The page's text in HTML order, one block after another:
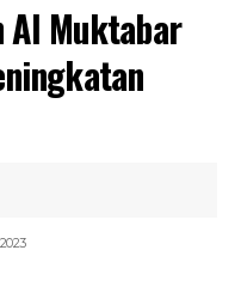
Al Muktabar